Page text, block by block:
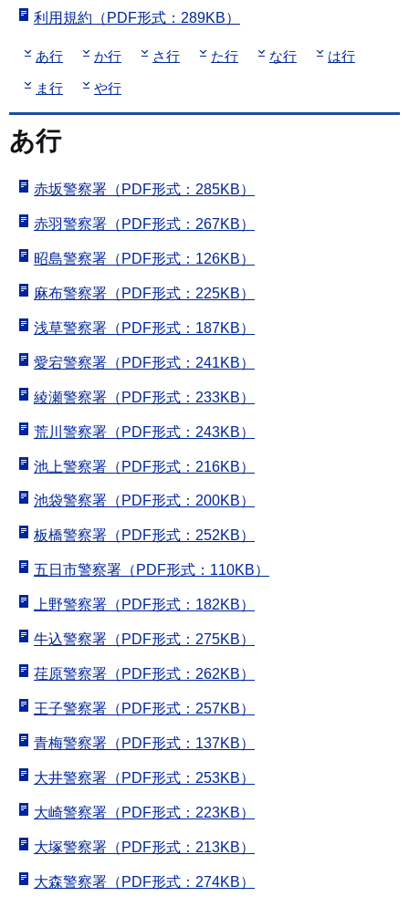
利用規約（PDF形式：289KB）
あ行 か行 さ行 た行 な行 は行
ま行 や行
あ行
赤坂警察署（PDF形式：285KB）
赤羽警察署（PDF形式：267KB）
昭島警察署（PDF形式：126KB）
麻布警察署（PDF形式：225KB）
浅草警察署（PDF形式：187KB）
愛宕警察署（PDF形式：241KB）
綾瀬警察署（PDF形式：233KB）
荒川警察署（PDF形式：243KB）
池上警察署（PDF形式：216KB）
池袋警察署（PDF形式：200KB）
板橋警察署（PDF形式：252KB）
五日市警察署（PDF形式：110KB）
上野警察署（PDF形式：182KB）
牛込警察署（PDF形式：275KB）
荏原警察署（PDF形式：262KB）
王子警察署（PDF形式：257KB）
青梅警察署（PDF形式：137KB）
大井警察署（PDF形式：253KB）
大崎警察署（PDF形式：223KB）
大塚警察署（PDF形式：213KB）
大森警察署（PDF形式：274KB）